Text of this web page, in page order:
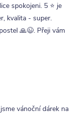
spokojeni. 5 ⭐ je
kvalita - super.
🙏😉. Přeji vám
vánoční dárek na